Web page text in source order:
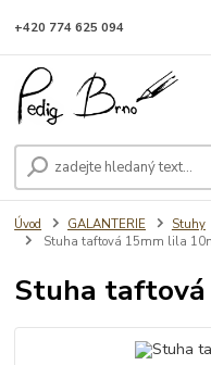
+420 774 625 094
Úvod GALANTERIE Stuhy
Stuha taftová 15mm lila
Stuha